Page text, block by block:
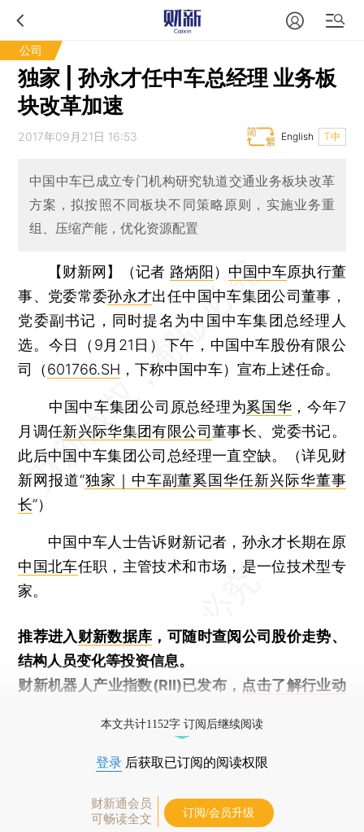
公司
独家 | 孙永才任中车总经理 业务板
块改革加速
2017年09月21日 16:53 T中
English
中国中车已成立专门机构研究轨道交通业务板块改革
方案，拟按照不同板块不同策略原则，实施业务重
组、压缩产能，优化资源配置
【财新网】（记者 路炳阳 ） 中国中车原执行董
事、党委常委孙永才出任中国中车集团公司董事，
党委副书记，同时提名为中国中车集团总经理人
选。今日（9月21日）下午，中国中车股份有限公
司（601766.SH ，下称中国中车）宣布上述任命。
中国中车集团公司原总经理为奚国华 ，今年7
月调任新兴际华集团有限公司董事长、党委书记。
此后中国中车集团公司总经理一直空缺。（详见财
新网报道“独家｜中车副董奚国华任新兴际华董事
长”）
中国中车人士告诉财新记者，孙永才长期在原
中国北车任职，主管技术和市场，是一位技术型专
家。
推荐进入财新数据库 ，可随时查阅公司股价走势、
结构人员变化等投资信息。
财新机器人产业指数(RII)已发布， 点击了解行业动
本文共计1152字 订阅后继续阅读
登录 后获取已订阅的阅读权限
财新通会员
可畅读全文
订阅/会员升级